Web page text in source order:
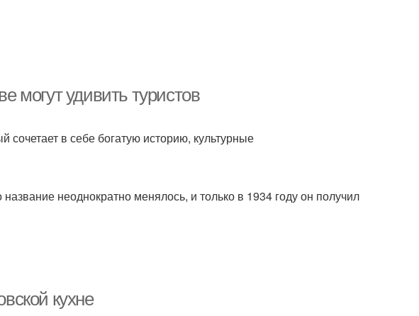
могут удивить туристов
сочетает в себе богатую историю, культурные
неоднократно менялось, и только в 1934 году он получил
кухне